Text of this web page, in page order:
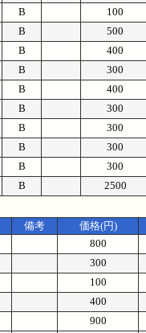
B 100
B 500
B 400
B 300
B 400
B 300
B 300
B 300
B 300
B 2500
備考 価格(円)
800
300
100
400
900